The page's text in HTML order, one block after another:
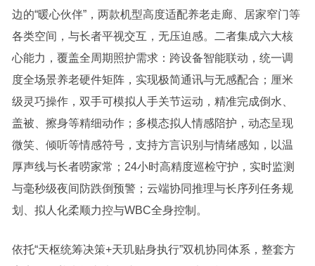
边的“暖心伙伴”，两款机型高度适配养老走廊、居家窄门等
各类空间，与长者平视交互，无压迫感。二者集成六大核
心能力，覆盖全周期照护需求：跨设备智能联动，统一调
度全场景养老硬件矩阵，实现极简通讯与无感配合；厘米
级灵巧操作，双手可模拟人手关节运动，精准完成倒水、
盖被、擦身等精细动作；多模态拟人情感陪护，动态呈现
微笑、倾听等情感符号，支持方言识别与情绪感知，以温
厚声线与长者唠家常；24小时高精度巡检守护，实时监测
与毫秒级夜间防跌倒预警；云端协同推理与长序列任务规
划、拟人化柔顺力控与WBC全身控制。
依托“天枢统筹决策+天玑贴身执行”双机协同体系，整套方